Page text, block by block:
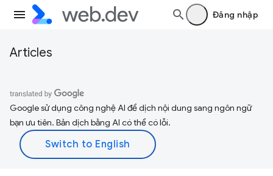
Đăng nhập
Articles
Google sử dụng công nghệ AI để dịch nội dung sang ngôn ngữ
bạn ưu tiên. Bản dịch bằng AI có thể có lỗi.